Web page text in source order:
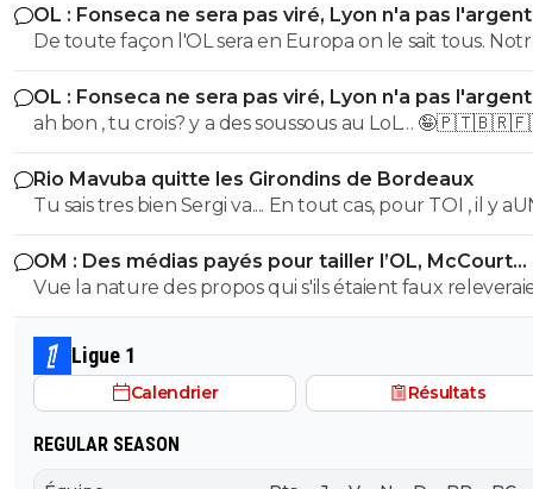
OL : Fonseca ne sera pas viré, Lyon n'a pas
le faire
De toute façon l'OL sera en Europa on le sait tous.
grosse connerie est d'avoir vendangé la fin de saison
On est d'ailleurs dans la continuité.... Un tour préliminaire
c'est toujours une belle merde, d'autant + quand on a
budget réduit.
OL : Fonseca ne sera pas viré, Lyon n'a pas
le faire
ah bon , tu crois? y a des soussous au LoL…
Rio Mavuba quitte les Girondins de Bordeaux
Tu sais tres bien Sergi va.... En tout cas, pour TOI , il y
SEUL CLUB qui est parfait... Et qui QUOI QU IL ARRIVE
sera JMAIS critiqué par toi..... Tu te rends compte que
seul a defendre mordicus le mec qui a faillit couler
mon pauvre vieux fou... tu t'en rends compte au
OM : Des médias payés pour tailler l’OL, McCourt
accusé
Vue la nature des propos qui s'ils étaient faux
la diffamation, je penses que c'est bien documenté et
Ligue 1
Calendrier Résultats
REGULAR SEASON